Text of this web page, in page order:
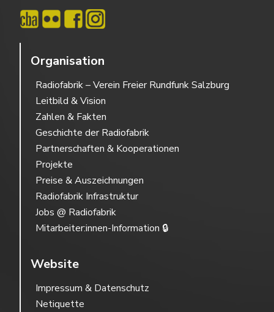
Organisation
Radiofabrik – Verein Freier Rundfunk Salzburg
Leitbild & Vision
Zahlen & Fakten
Geschichte der Radiofabrik
Partnerschaften & Kooperationen
Projekte
Preise & Auszeichnungen
Radiofabrik Infrastruktur
Jobs @ Radiofabrik
Mitarbeiter:innen-Information 🔒
Website
Impressum & Datenschutz
Netiquette